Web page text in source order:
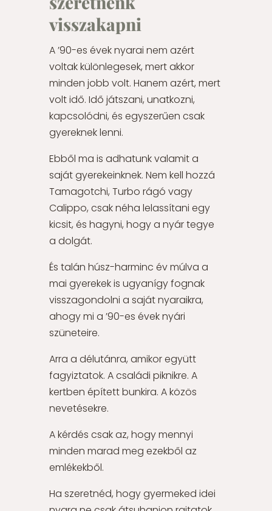
visszakapni
A ’90-es évek nyarai nem azért
voltak különlegesek, mert akkor
minden jobb volt. Hanem azért, mert
volt idő. Idő játszani, unatkozni,
kapcsolódni, és egyszerűen csak
gyereknek lenni.
Ebből ma is adhatunk valamit a
saját gyerekeinknek. Nem kell hozzá
Tamagotchi, Turbo rágó vagy
Calippo, csak néha lelassítani egy
kicsit, és hagyni, hogy a nyár tegye
a dolgát.
És talán húsz-harminc év múlva a
mai gyerekek is ugyanígy fognak
visszagondolni a saját nyaraikra,
ahogy mi a ’90-es évek nyári
szüneteire.
Arra a délutánra, amikor együtt
fagyiztatok. A családi piknikre. A
kertben épített bunkira. A közös
nevetésekre.
A kérdés csak az, hogy mennyi
minden marad meg ezekből az
emlékekből.
Ha szeretnéd, hogy gyermeked idei